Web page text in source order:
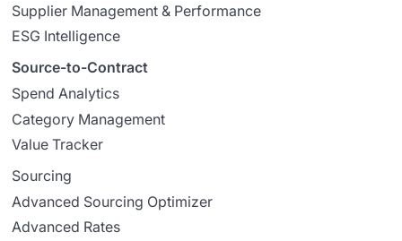
Supplier Management & Performance
ESG Intelligence
Source-to-Contract
Spend Analytics
Category Management
Value Tracker
Sourcing
Advanced Sourcing Optimizer
Advanced Rates